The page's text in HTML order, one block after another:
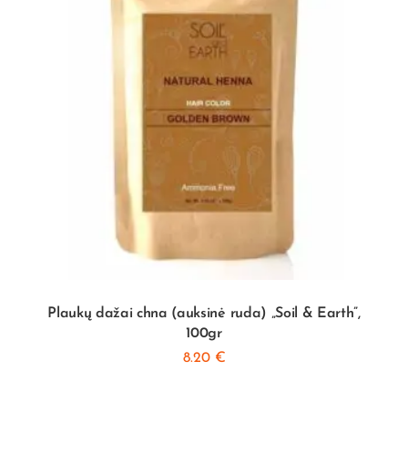
Plaukų dažai chna (auksinė ruda) „Soil & Earth”,
100gr
8.20 €